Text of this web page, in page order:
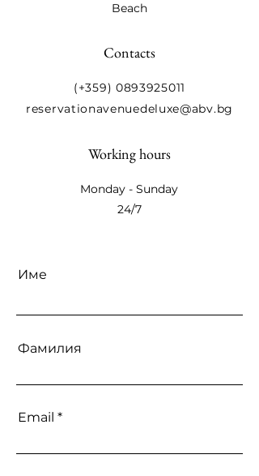
Beach
Contacts
(+359) 0893925011
reservationavenuedeluxe@abv.bg
Working hours
Monday - Sunday
24/7
Име
Фамилия
Email